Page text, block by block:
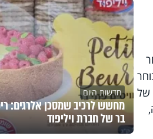
של
חדשות היום
מחשש לרכיב שמסכן אלרגים:
בר של חברת ויליפוד